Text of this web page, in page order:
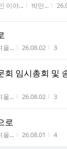
이야... 작성자
박만... 작
성자
울... 작성시간
26.08.02 조회
3
회 임시총회 및
성자
울... 작성시간
26.08.02 조회
3
로
성자
울... 작성시간
26.08.01 조회
4